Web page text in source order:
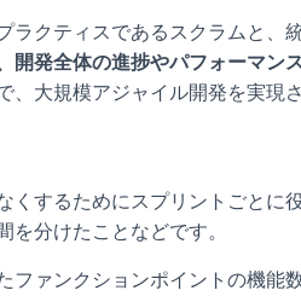
ラクティスであるスクラムと、
開発全体の進捗やパフォーマン
、大規模アジャイル開発を実現
くするためにスプリントごとに
分けたことなどです。
ファンクションポイントの機能